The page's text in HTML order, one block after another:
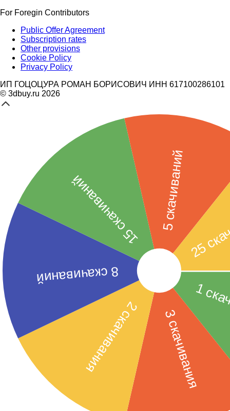
For Foregin Contributors
Public Offer Agreement
Subscription rates
Other provisions
Cookie Policy
Privacy Policy
ИП ГОЦОЦУРА РОМАН БОРИСОВИЧ ИНН 617100286101
© 3dbuy.ru 2026